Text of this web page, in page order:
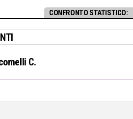
CONFRONTO STATISTICO:
C.